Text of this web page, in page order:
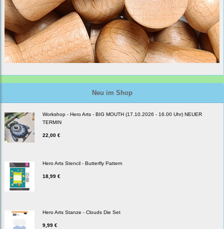
Neu im Shop
Workshop - Hero Arts - BIG MOUTH (17.10.2026 - 16.00 Uhr) NEUER
TERMIN
22,00 €
Hero Arts Stencil - Butterfly Pattern
18,99 €
Hero Arts Stanze - Clouds Die Set
9,99 €